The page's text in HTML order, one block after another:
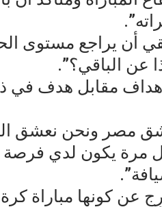
أن يراجع مستوى
عن الباقي؟”.
أهداف مقابل هدف في
مصر ونحن نعشق
يكون لدي فرصة
عن كونها مباراة